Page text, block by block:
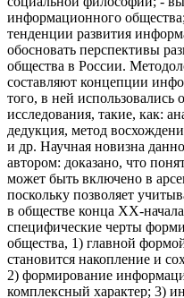
информационного
тенденции развития
обосновать перспективы
общества в России.
составляют концепции
того, в ней
исследования, такие, как:
дедукция, метод
и др. Научная новизна
автором: доказано, что
может быть включено в
поскольку позволяет
в обществе конца XX-
специфические черты
общества, 1) главной
становится накопление и
2) формирование
комплексный характер; 3)